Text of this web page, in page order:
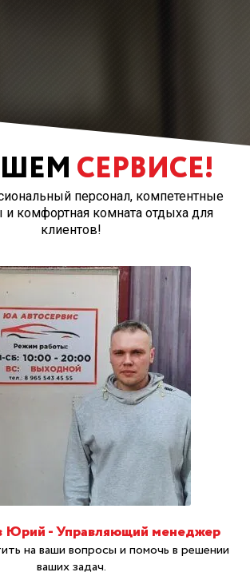
СЕРВИСЕ!
персонал, компетентные
комфортная комната отдыха для
клиентов!
Юрий - Управляющий менеджер
на ваши вопросы и помочь в решении
ваших задач.